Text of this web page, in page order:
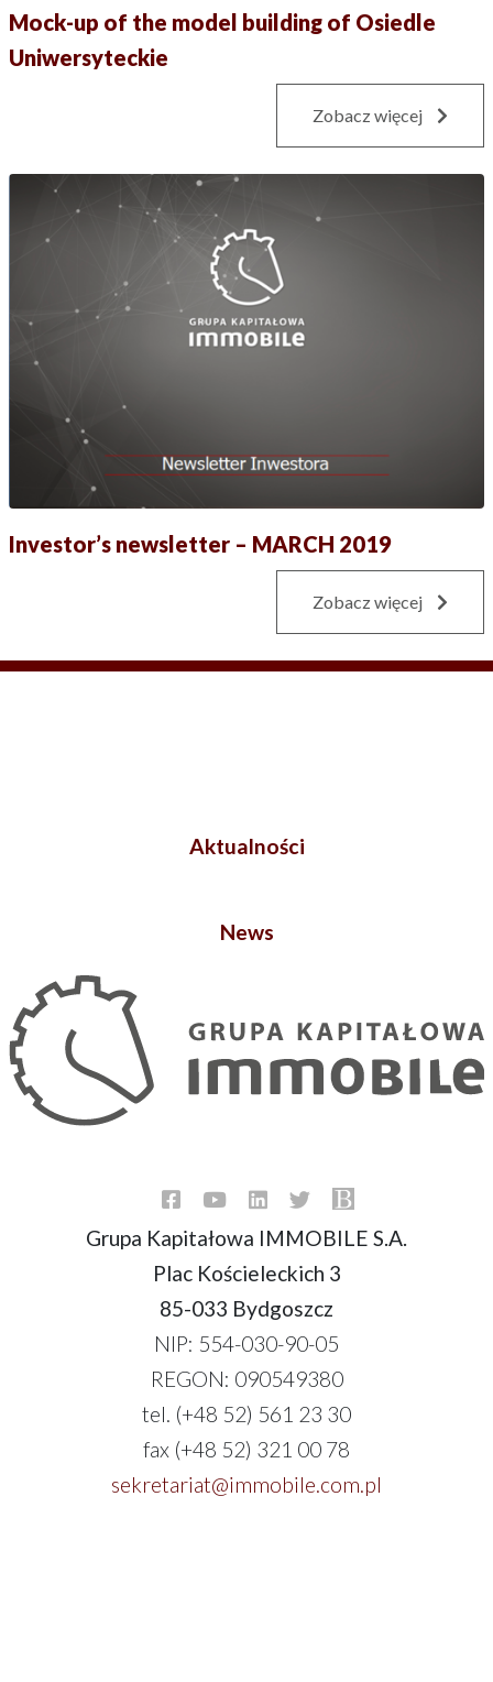
Mock-up of the model building of Osiedle
Uniwersyteckie
Zobacz więcej
Investor’s newsletter – MARCH 2019
Zobacz więcej
Aktualności
News
Grupa Kapitałowa IMMOBILE S.A.
Plac Kościeleckich 3
85-033 Bydgoszcz
NIP: 554-030-90-05
REGON: 090549380
tel. (+48 52) 561 23 30
fax (+48 52) 321 00 78
sekretariat@immobile.com.pl